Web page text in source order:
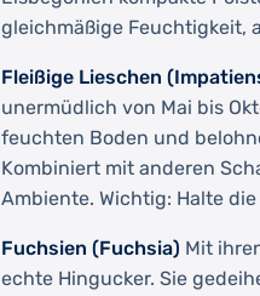
gleichmäßige Feuchtigkeit,
Fleißige Lieschen
unermüdlich von Mai bis
feuchten Boden und
Kombiniert mit anderen
Ambiente. Wichtig: Halte
Fuchsien (Fuchsia) Mit
echte Hingucker. Sie